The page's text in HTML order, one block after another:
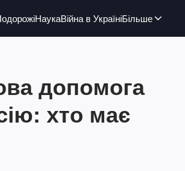
НаукаВійна в УкраїніБільше
допомога
хто має